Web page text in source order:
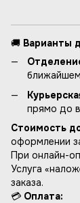
🚚 Варианты
прямо до
Стоимость
оформлении
При онлайн-
Услуга
заказа.
💳 Оплата: